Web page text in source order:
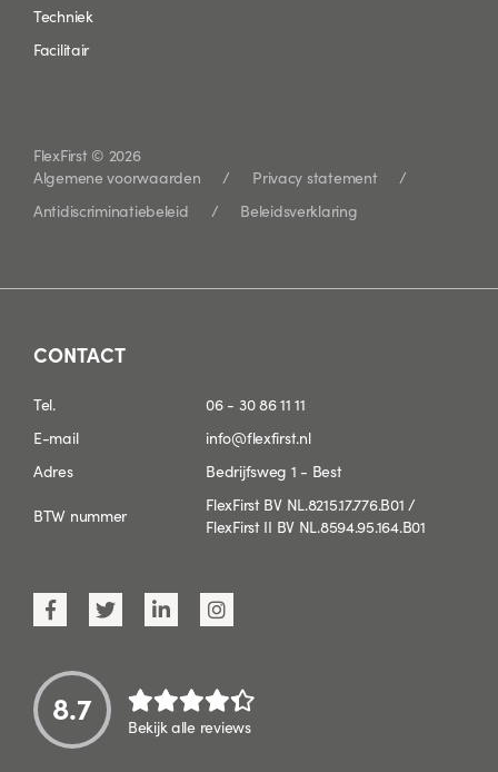
Techniek
Facilitair
FlexFirst © 2026
Algemene voorwaarden
Privacy statement
Antidiscriminatiebeleid
Beleidsverklaring
CONTACT
Tel.
06 - 30 86 11 11
E-mail
info@flexfirst.nl
Adres
Bedrijfsweg 1 - Best
BTW nummer
FlexFirst BV NL.8215.17.776.B01 /
FlexFirst II BV NL.8594.95.164.B01
8.7 Bekijk alle reviews